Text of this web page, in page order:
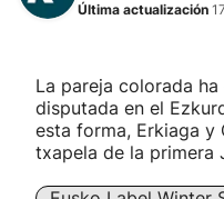
Última actualización
La pareja colorada
disputada en el
esta forma, Erkiaga y
txapela de la primera